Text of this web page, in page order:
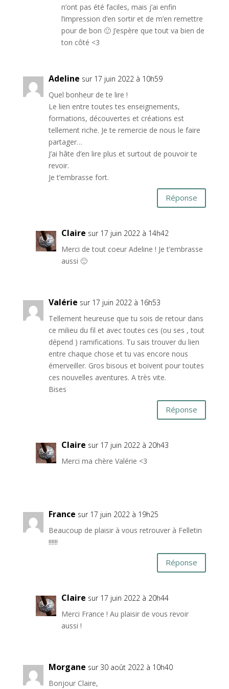
n’ont pas été faciles, mais j’ai enfin
l’impression d’en sortir et de m’en remettre
pour de bon 🙂 J’espère que tout va bien de
ton côté <3
Adeline sur 17 juin 2022 à 10h59
Quel bonheur de te lire !
Le lien entre toutes tes enseignements,
formations, découvertes et créations est
tellement riche. Je te remercie de nous le faire
partager…
J’ai hâte d’en lire plus et surtout de pouvoir te
revoir.
Je t’embrasse fort.
Réponse
Claire sur 17 juin 2022 à 14h42
Merci de tout coeur Adeline ! Je t’embrasse
aussi 🙂
Valérie sur 17 juin 2022 à 16h53
Tellement heureuse que tu sois de retour dans
ce milieu du fil et avec toutes ces (ou ses , tout
dépend ) ramifications. Tu sais trouver du lien
entre chaque chose et tu vas encore nous
émerveiller. Gros bisous et boivent pour toutes
ces nouvelles aventures. A très vite.
Bises
Réponse
Claire sur 17 juin 2022 à 20h43
Merci ma chère Valérie <3
France sur 17 juin 2022 à 19h25
Beaucoup de plaisir à vous retrouver à Felletin
!!!!!!
Réponse
Claire sur 17 juin 2022 à 20h44
Merci France ! Au plaisir de vous revoir
aussi !
Morgane sur 30 août 2022 à 10h40
Bonjour Claire,